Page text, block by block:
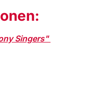
Singers"